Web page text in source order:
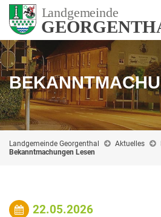
Landgemeinde Georgenthal Aktuelles
Bekanntmachungen Lesen
22.05.2026